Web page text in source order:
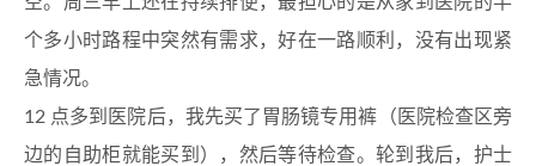
个多小时路程中突然有需求，好在一路顺利，没有出现紧
急情况。
12 点多到医院后，我先买了胃肠镜专用裤（医院检查区旁
边的自助柜就能买到），然后等待检查。轮到我后，护士